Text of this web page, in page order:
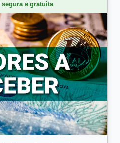
segura e gratuita